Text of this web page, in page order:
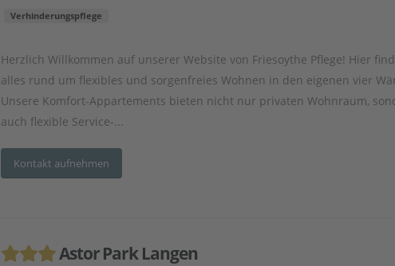
Verhinderungspflege
Herzlich Willkommen auf unserer Website von Friesoythe Pflege! Hier
alles rund um flexibles und sorgenfreies Wohnen in den eigenen vier
Unsere Komfort-Appartements bieten nicht nur privaten Wohnraum,
auch flexible Service-...
Kontakt aufnehmen
Astor Park Langen